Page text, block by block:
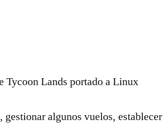
, gestionar algunos vuelos, establecer